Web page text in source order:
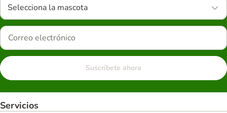
Selecciona la mascota
Suscríbete ahora
Servicios